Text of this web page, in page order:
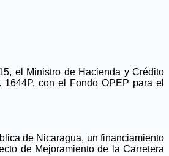
el Ministro de Hacienda y Crédito
con el Fondo OPEP para el
de Nicaragua, un financiamiento
de Mejoramiento de la Carretera